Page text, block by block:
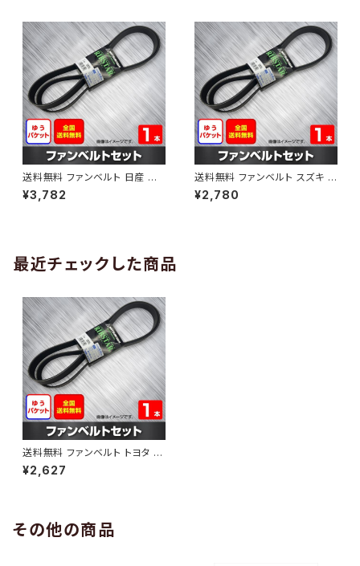
送料無料 ファンベルト 日産 キ
ューブ 型式Z12 H20.11～H24.
10 （国内トップメーカー） 1本 H
¥3,782
送料無料 ファンベルト スズキ ワ
ゴンR 型式MH34S H24.09～
H29.02 （国内トップメーカー）
¥2,780
最近チェックした商品
送料無料 ファンベルト トヨタ ス
ペイド 型式NSP140 H24.07
～H27.07 （国内トップメーカ
¥2,627
その他の商品